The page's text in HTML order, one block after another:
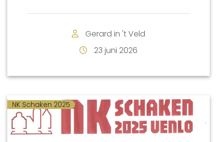
donderdag weer gewoon spelen.
koste van de eerste ronde van het
Gerard in 't Veld
23 juni 2026
NK Schaken 2025